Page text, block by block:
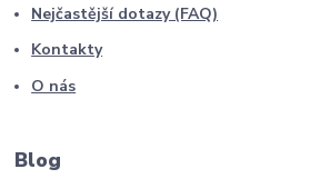
Nejčastější dotazy (FAQ)
Kontakty
O nás
Blog